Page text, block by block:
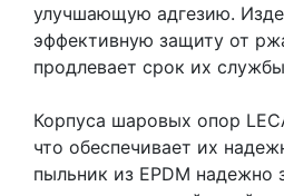
улучшающую адгезию.
эффективную защиту от
продлевает срок их
Корпуса шаровых опор
что обеспечивает их
пыльник из EPDM